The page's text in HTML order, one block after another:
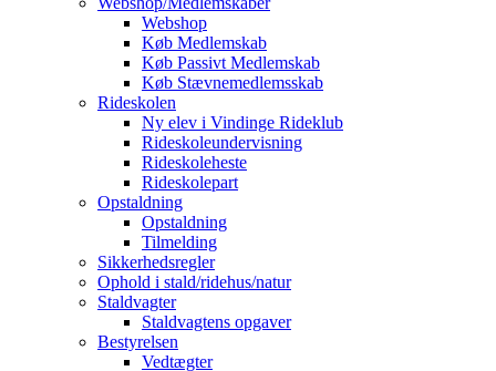
Webshop
Køb Medlemskab
Køb Passivt Medlemskab
Køb Stævnemedlemsskab
Rideskolen
Ny elev i Vindinge Rideklub
Rideskoleundervisning
Rideskoleheste
Rideskolepart
Opstaldning
Opstaldning
Tilmelding
Sikkerhedsregler
Ophold i stald/ridehus/natur
Staldvagter
Staldvagtens opgaver
Bestyrelsen
Vedtægter